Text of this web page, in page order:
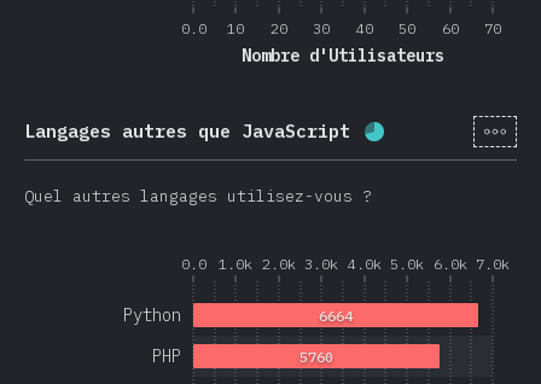
0.0 10 20 30 40 50 60 70
Nombre d'Utilisateurs
Langages autres que JavaScript Progression:[fr-
Quel autres langages utilisez-vous ?
0.0 1.0k 2.0k 3.0k 4.0k 5.0k 6.0k 7.0k
PHP
Python
5760
6664